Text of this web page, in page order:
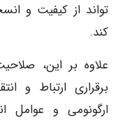
تواند از کیفیت و
کند.
علاوه بر این،
برقراری ارتباط و
ارگونومی و عوامل